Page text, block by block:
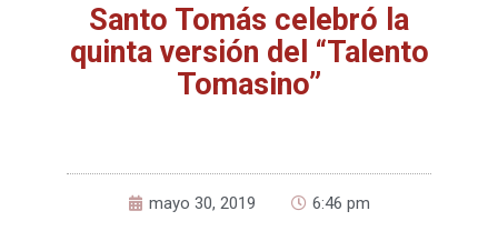
Santo Tomás celebró la
quinta versión del “Talento
Tomasino”
mayo 30, 2019 6:46 pm